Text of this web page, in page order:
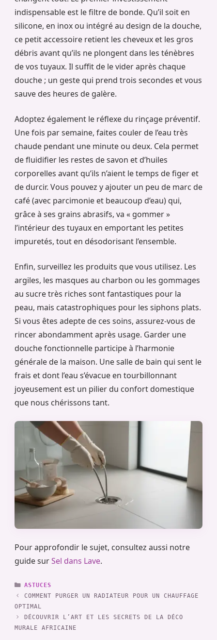
indispensable est le filtre de bonde. Qu’il soit en
silicone, en inox ou intégré au design de la douche,
ce petit accessoire retient les cheveux et les gros
débris avant qu’ils ne plongent dans les ténèbres
de vos tuyaux. Il suffit de le vider après chaque
douche ; un geste qui prend trois secondes et vous
sauve des heures de galère.
Adoptez également le réflexe du rinçage préventif.
Une fois par semaine, faites couler de l’eau très
chaude pendant une minute ou deux. Cela permet
de fluidifier les restes de savon et d’huiles
corporelles avant qu’ils n’aient le temps de figer et
de durcir. Vous pouvez y ajouter un peu de marc de
café (avec parcimonie et beaucoup d’eau) qui,
grâce à ses grains abrasifs, va « gommer »
l’intérieur des tuyaux en emportant les petites
impuretés, tout en désodorisant l’ensemble.
Enfin, surveillez les produits que vous utilisez. Les
argiles, les masques au charbon ou les gommages
au sucre très riches sont fantastiques pour la
peau, mais catastrophiques pour les siphons plats.
Si vous êtes adepte de ces soins, assurez-vous de
rincer abondamment après usage. Garder une
douche fonctionnelle participe à l’harmonie
générale de la maison. Une salle de bain qui sent le
frais et dont l’eau s’évacue en tourbillonnant
joyeusement est un pilier du confort domestique
que nous chérissons tant.
Pour approfondir le sujet, consultez aussi notre
guide surSel dans Lave.
CATÉGORIES
ASTUCES
COMMENT PURGER UN RADIATEUR POUR UN CHAUFFAGE
OPTIMAL
DÉCOUVRIR L’ART ET LES SECRETS DE LA DÉCO
MURALE AFRICAINE